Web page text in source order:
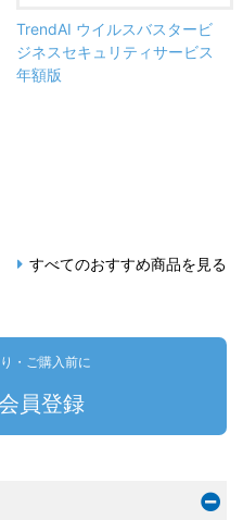
TrendAI ウイルスバスタービ
ジネスセキュリティサービス
年額版
すべてのおすすめ商品を見る
・ご購入前に
員登録